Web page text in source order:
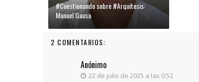
#Cuestionando sobre #Arquitesis:
Manuel Gausa
2 COMENTARIOS:
Anónimo
22 de julio de 2025 a las 0:52